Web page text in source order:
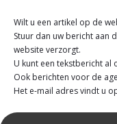
Wilt u een artikel op de
Stuur dan uw bericht aan
website verzorgt.
U kunt een tekstbericht al
Ook berichten voor de
Het e-mail adres vindt u